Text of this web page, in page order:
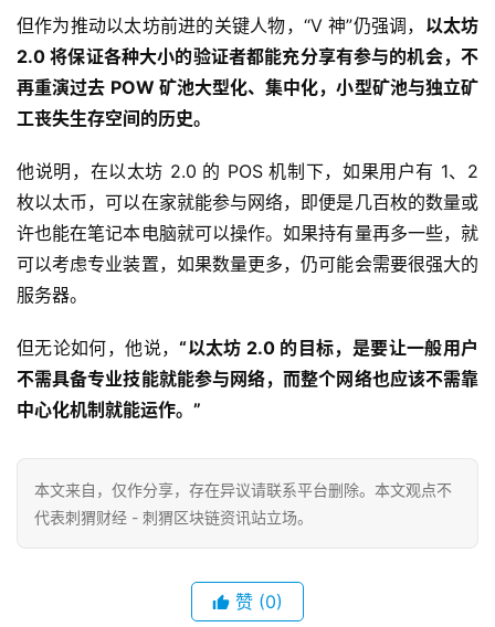
但作为推动以太坊前进的关键人物，“V 神”仍强调， 以太坊
2.0 将保证各种大小的验证者都能充分享有参与的机会，不
再重演过去 POW 矿池大型化、集中化，小型矿池与独立矿
工丧失生存空间的历史。
他说明，在以太坊 2.0 的 POS 机制下，如果用户有 1、2
枚以太币，可以在家就能参与网络，即便是几百枚的数量或
许也能在笔记本电脑就可以操作。如果持有量再多一些，就
可以考虑专业装置，如果数量更多，仍可能会需要很强大的
服务器。
但无论如何，他说，“以太坊 2.0 的目标，是要让一般用户
不需具备专业技能就能参与网络，而整个网络也应该不需靠
中心化机制就能运作。”
本文来自 ，仅作分享，存在异议请联系平台删除。本文观点不
代表刺猬财经 - 刺猬区块链资讯站立场。
赞 (0)